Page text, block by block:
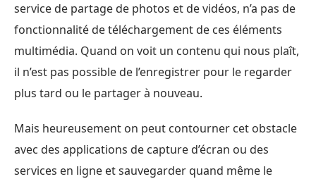
service de partage de photos et de vidéos, n’a pas de
fonctionnalité de téléchargement de ces éléments
multimédia. Quand on voit un contenu qui nous plaît,
il n’est pas possible de l’enregistrer pour le regarder
plus tard ou le partager à nouveau.
Mais heureusement on peut contourner cet obstacle
avec des applications de capture d’écran ou des
services en ligne et sauvegarder quand même le